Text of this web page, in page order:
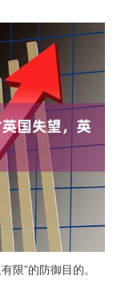
限”的防御目的。